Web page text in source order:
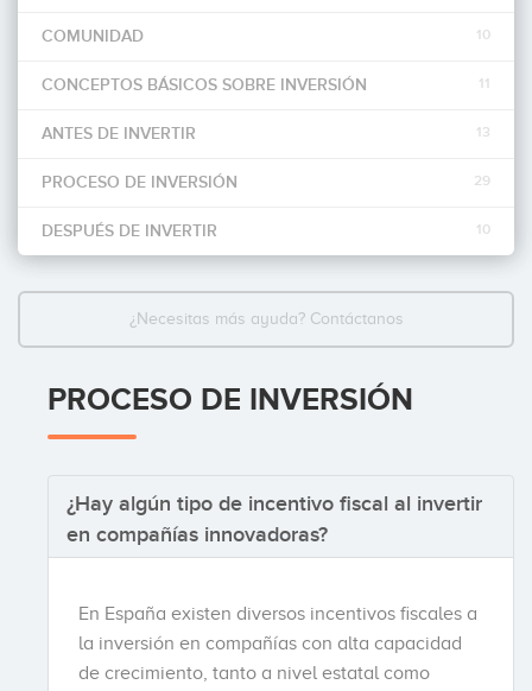
Invertir
COMUNIDAD 10
CONCEPTOS BÁSICOS SOBRE INVERSIÓN 11
ANTES DE INVERTIR 13
PROCESO DE INVERSIÓN 29
DESPUÉS DE INVERTIR 10
¿Necesitas más ayuda? Contáctanos
PROCESO DE INVERSIÓN
¿Hay algún tipo de incentivo fiscal al invertir
en compañías innovadoras?
En España existen diversos incentivos fiscales a
la inversión en compañías con alta capacidad
de crecimiento, tanto a nivel estatal como